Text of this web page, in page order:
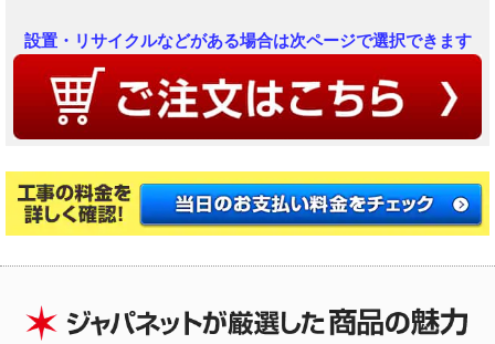
設置・リサイクルなどがある場合は次ページで選択できます